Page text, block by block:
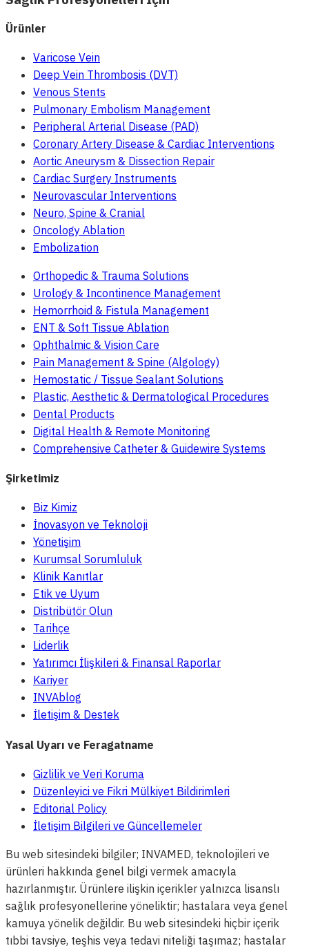
Ürünler
Varicose Vein
Deep Vein Thrombosis (DVT)
Venous Stents
Pulmonary Embolism Management
Peripheral Arterial Disease (PAD)
Coronary Artery Disease & Cardiac Interventions
Aortic Aneurysm & Dissection Repair
Cardiac Surgery Instruments
Neurovascular Interventions
Neuro, Spine & Cranial
Oncology Ablation
Embolization
Orthopedic & Trauma Solutions
Urology & Incontinence Management
Hemorrhoid & Fistula Management
ENT & Soft Tissue Ablation
Ophthalmic & Vision Care
Pain Management & Spine (Algology)
Hemostatic / Tissue Sealant Solutions
Plastic, Aesthetic & Dermatological Procedures
Dental Products
Digital Health & Remote Monitoring
Comprehensive Catheter & Guidewire Systems
Şirketimiz
Biz Kimiz
İnovasyon ve Teknoloji
Yönetişim
Kurumsal Sorumluluk
Klinik Kanıtlar
Etik ve Uyum
Distribütör Olun
Tarihçe
Liderlik
Yatırımcı İlişkileri & Finansal Raporlar
Kariyer
INVAblog
İletişim & Destek
Yasal Uyarı ve Feragatname
Gizlilik ve Veri Koruma
Düzenleyici ve Fikri Mülkiyet Bildirimleri
Editorial Policy
İletişim Bilgileri ve Güncellemeler
Bu web sitesindeki bilgiler; INVAMED, teknolojileri ve
ürünleri hakkında genel bilgi vermek amacıyla
hazırlanmıştır. Ürünlere ilişkin içerikler yalnızca lisanslı
sağlık profesyonellerine yöneliktir; hastalara veya genel
kamuya yönelik değildir. Bu web sitesindeki hiçbir içerik
tıbbi tavsiye, teşhis veya tedavi niteliği taşımaz; hastalar